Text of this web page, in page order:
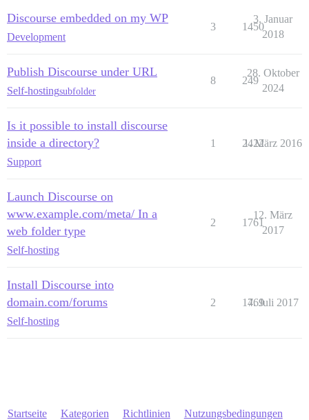
Discourse embedded on my WP
Development
3 1450
3. Januar
2018
Publish Discourse under URL
Self-hostingsubfolder
8 249
28. Oktober
2024
Is it possible to install discourse
inside a directory?
Support
1 2422
1. März 2016
Launch Discourse on
www.example.com/meta/ In a
web folder type
Self-hosting
2 1761
12. März
2017
Install Discourse into
domain.com/forums
Self-hosting
2 1769
4. Juli 2017
Startseite Kategorien Richtlinien Nutzungsbedingungen